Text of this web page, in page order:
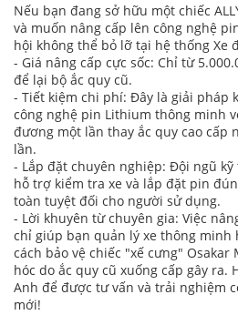
Nếu bạn đang sở hữu một chiếc
và muốn nâng cấp lên công nghệ
hội không thể bỏ lỡ tại hệ thống Xe
- Giá nâng cấp cực sốc: Chỉ từ
để lại bộ ắc quy cũ.
- Tiết kiệm chi phí: Đây là giải pháp
công nghệ pin Lithium thông minh
đương một lần thay ắc quy cao cấp
lần.
- Lắp đặt chuyên nghiệp: Đội ngũ
hỗ trợ kiểm tra xe và lắp đặt pin
toàn tuyệt đối cho người sử dụng.
- Lời khuyên từ chuyên gia: Việc
chỉ giúp bạn quản lý xe thông minh
cách bảo vệ chiếc "xế cưng"
hóc do ắc quy cũ xuống cấp gây ra.
Anh để được tư vấn và trải nghiệm
mới!